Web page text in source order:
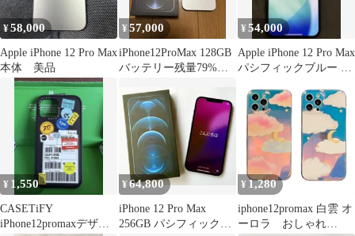
¥58,000
Apple iPhone 12 Pro Max
本体 美品
¥57,000
iPhone12ProMax 128GB
バッテリー残量79%
¥54,000
Apple iPhone 12 Pro Max
パシフィックブルー 本
¥ 1,550
CASETiFY
iPhone12promaxデザイ
¥64,800
iPhone 12 Pro Max
256GB パシフィックブ
¥ 1,280
iphone12promax 白雲 オ
ーロラ おしゃれ